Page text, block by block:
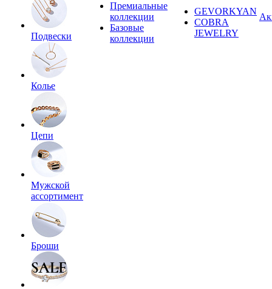
Подвески
Колье
Цепи
Мужской
ассортимент
Броши
Премиальные
коллекции
Базовые
коллекции
GEVORKYAN
COBRA
JEWELRY